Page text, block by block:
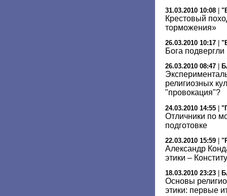
31.03.2010 10:08
Крестовый
торможения»
26.03.2010 10:17
Бога подвергли
26.03.2010 08:47
религиозных
"провокация"?
24.03.2010 14:55 |
Отличники по
подготовке
22.03.2010 15:59
Александр
этики –
18.03.2010 23:23
Основы
этики: первые